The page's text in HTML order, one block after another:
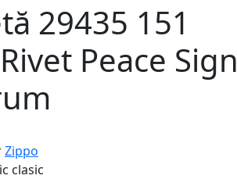
29435 151
Peace Sign
Zippo
clasic